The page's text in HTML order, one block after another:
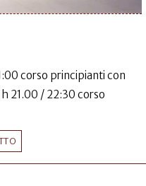
corso principianti con
21.00 / 22:30 corso